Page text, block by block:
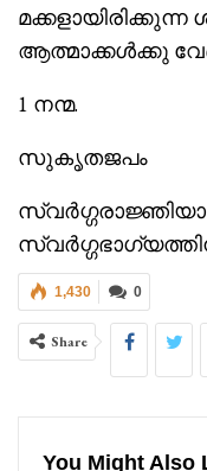
ആത്മാക്കള്‍ക്കു
1 നന്മ.
സുകൃതജപം
0
1,430
Share
You Might Also